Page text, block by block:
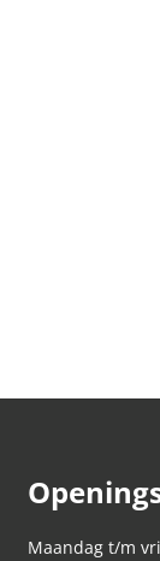
Maandag t/m